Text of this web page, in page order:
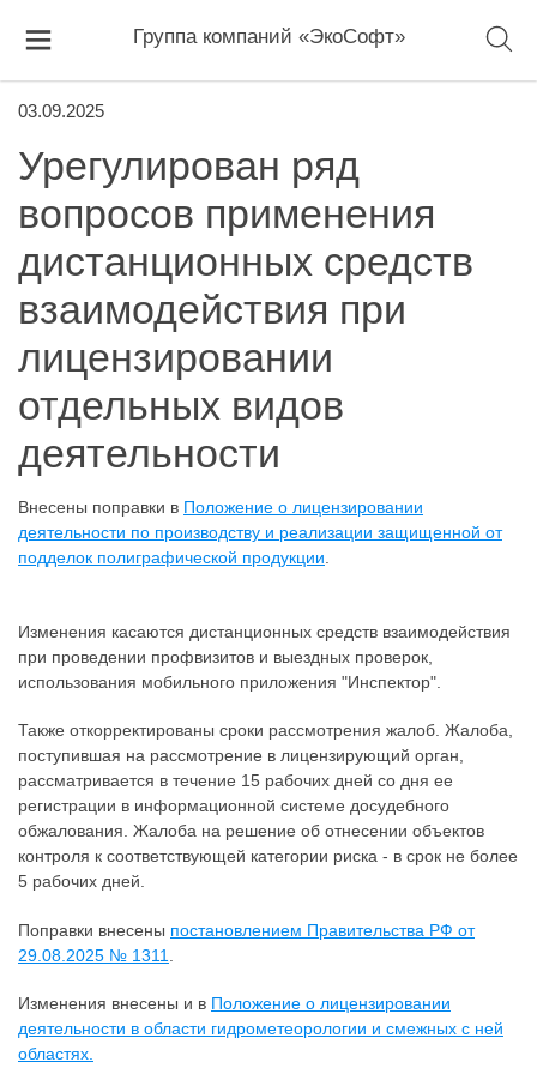
Группа компаний «ЭкоСофт»
03.09.2025
Урегулирован ряд
вопросов применения
дистанционных средств
взаимодействия при
лицензировании
отдельных видов
деятельности
Внесены поправки в Положение о лицензировании
деятельности по производству и реализации защищенной от
подделок полиграфической продукции
Изменения касаются дистанционных средств взаимодействия
при проведении профвизитов и выездных проверок,
использования мобильного приложения "Инспектор".
Также откорректированы сроки рассмотрения жалоб. Жалоба,
поступившая на рассмотрение в лицензирующий орган,
рассматривается в течение 15 рабочих дней со дня ее
регистрации в информационной системе досудебного
обжалования. Жалоба на решение об отнесении объектов
контроля к соответствующей категории риска - в срок не более
5 рабочих дней.
Поправки внесены постановлением Правительства РФ от
29.08.2025 № 1311
Изменения внесены и в Положение о лицензировании
деятельности в области гидрометеорологии и смежных с ней
областях.